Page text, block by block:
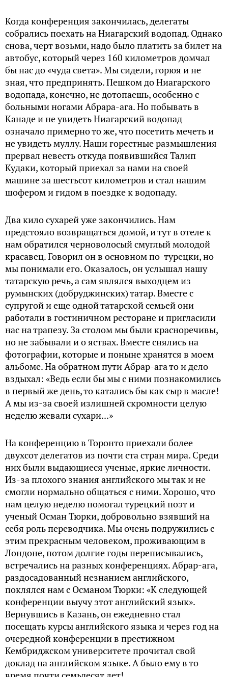
Когда конференция закончилась, делегаты
собрались поехать на Ниагарский водопад. Однако
снова, черт возьми, надо было платить за билет на
автобус, который через 160 километров домчал
бы нас до «чуда света». Мы сидели, горюя и не
зная, что предпринять. Пешком до Ниагарского
водопада, конечно, не дотопаешь, особенно с
больными ногами Абрара-ага. Но побывать в
Канаде и не увидеть Ниагарский водопад
означало примерно то же, что посетить мечеть и
не увидеть муллу. Наши горестные размышления
прервал невесть откуда появившийся Талип
Кудаки, который приехал за нами на своей
машине за шестьсот километров и стал нашим
шофером и гидом в поездке к водопаду.
Два кило сухарей уже закончились. Нам
предстояло возвращаться домой, и тут в отеле к
нам обратился черноволосый смуглый молодой
красавец. Говорил он в основном по-турецки, но
мы понимали его. Оказалось, он услышал нашу
татарскую речь, а сам являлся выходцем из
румынских (добруджинских) татар. Вместе с
супругой и еще одной татарской семьей они
работали в гостиничном ресторане и пригласили
нас на трапезу. За столом мы были красноречивы,
но не забывали и о яствах. Вместе снялись на
фотографии, которые и поныне хранятся в моем
альбоме. На обратном пути Абрар-ага то и дело
вздыхал: «Ведь если бы мы с ними познакомились
в первый же день, то катались бы как сыр в масле!
А мы из-за своей излишней скромности целую
неделю жевали сухари...»
На конференцию в Торонто приехали более
двухсот делегатов из почти ста стран мира. Среди
них были выдающиеся ученые, яркие личности.
Из-за плохого знания английского мы так и не
смогли нормально общаться с ними. Хорошо, что
нам целую неделю помогал турецкий поэт и
ученый Осман Тюрки, добровольно взявший на
себя роль переводчика. Мы очень подружились с
этим прекрасным человеком, проживающим в
Лондоне, потом долгие годы переписывались,
встречались на разных конференциях. Абрар-ага,
раздосадованный незнанием английского,
поклялся нам с Османом Тюрки: «К следующей
конференции выучу этот английский язык».
Вернувшись в Казань, он ежедневно стал
посещать курсы английского языка и через год на
очередной конференции в престижном
Кембриджском университете прочитал свой
доклад на английском языке. А было ему в то